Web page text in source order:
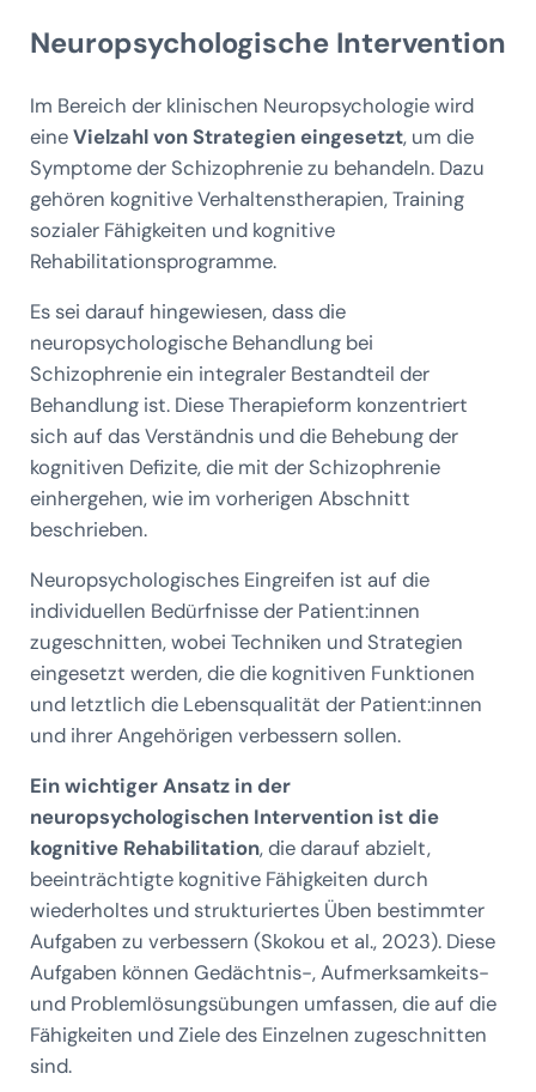
Neuropsychologische Intervention
Im Bereich der klinischen Neuropsychologie wird
eineVielzahl von Strategien eingesetzt, um die
Symptome der Schizophrenie zu behandeln. Dazu
gehören kognitive Verhaltenstherapien, Training
sozialer Fähigkeiten und kognitive
Rehabilitationsprogramme.
Es sei darauf hingewiesen, dass die
neuropsychologische Behandlung bei
Schizophrenie ein integraler Bestandteil der
Behandlung ist. Diese Therapieform konzentriert
sich auf das Verständnis und die Behebung der
kognitiven Defizite, die mit der Schizophrenie
einhergehen, wie im vorherigen Abschnitt
beschrieben.
Neuropsychologisches Eingreifen ist auf die
individuellen Bedürfnisse der Patient:innen
zugeschnitten, wobei Techniken und Strategien
eingesetzt werden, die die kognitiven Funktionen
und letztlich die Lebensqualität der Patient:innen
und ihrer Angehörigen verbessern sollen.
Ein wichtiger Ansatz in der
neuropsychologischen Intervention ist die
kognitive Rehabilitation, die darauf abzielt,
beeinträchtigte kognitive Fähigkeiten durch
wiederholtes und strukturiertes Üben bestimmter
Aufgaben zu verbessern (Skokou et al., 2023). Diese
Aufgaben können Gedächtnis-, Aufmerksamkeits-
und Problemlösungsübungen umfassen, die auf die
Fähigkeiten und Ziele des Einzelnen zugeschnitten
sind.